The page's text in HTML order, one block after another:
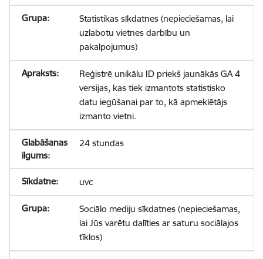
Statistikas sīkdatnes (nepieciešamas, lai
uzlabotu vietnes darbību un
pakalpojumus)
Reģistrē unikālu ID priekš jaunākās GA 4
versijas, kas tiek izmantots statistisko
datu iegūšanai par to, kā apmeklētājs
izmanto vietni.
24 stundas
uvc
Sociālo mediju sīkdatnes (nepieciešamas,
lai Jūs varētu dalīties ar saturu sociālajos
tīklos)